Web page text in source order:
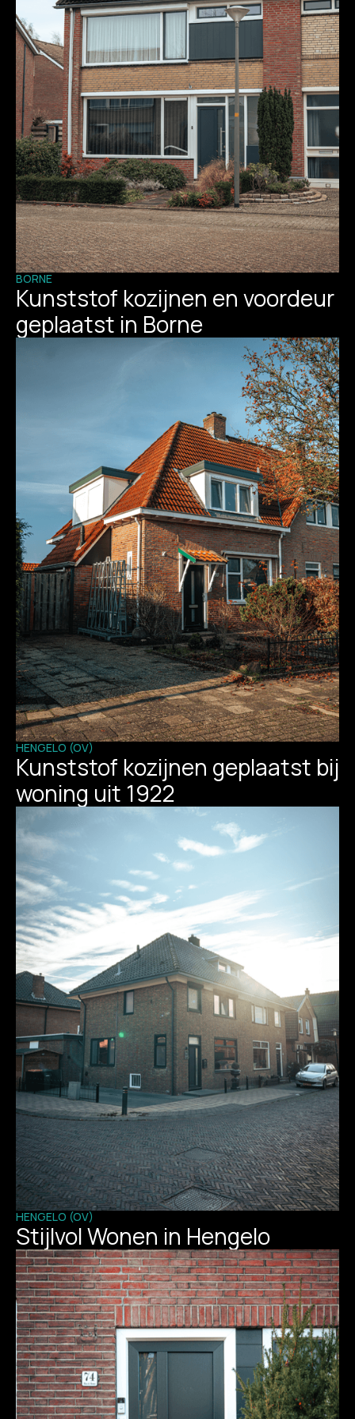
BORNE
Kunststof kozijnen en voordeur
geplaatst in Borne
HENGELO (OV)
Kunststof kozijnen geplaatst bij
woning uit 1922
HENGELO (OV)
Stijlvol Wonen in Hengelo